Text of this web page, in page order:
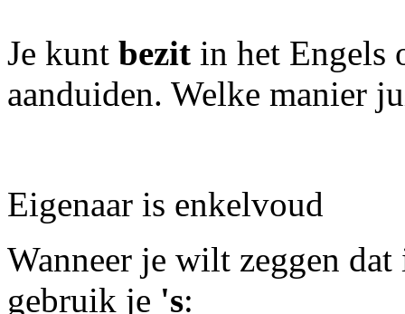
Je kunt bezit in het Engels
aanduiden. Welke manier
Eigenaar is enkelvoud
Wanneer je wilt zeggen
gebruik je 's: